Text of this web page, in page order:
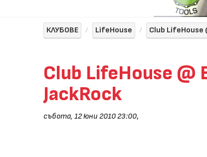
КЛУБОВЕ LifeHouse Club LifeHouse
Club LifeHouse @
JackRock
събота, 12 юни 2010 23:00,